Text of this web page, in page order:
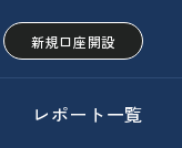
新規口座開設
レポート一覧